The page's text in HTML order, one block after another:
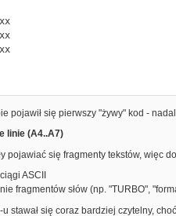
pojawił się pierwszy "żywy" kod -
linie (A4..A7)
pojawiać się fragmenty tekstów, więc
ASCII
fragmentów słów (np. "TURBO",
stawał się coraz bardziej czytelny,